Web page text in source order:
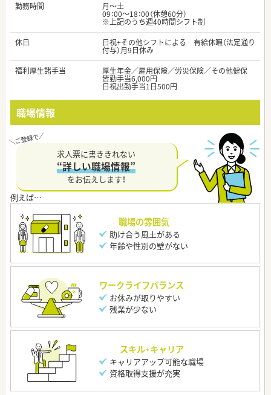
勤務時間
月～土
09：00～18：00（休憩60分）
※上記のうち週40時間シフト制
休日
日祝+その他シフトによる 有給休暇（法定通り
付与）月9日休み
福利厚生諸手当
厚生年金／雇用保険／労災保険／その他健保
皆勤手当6,000円
日祝出勤手当1日500円
職場情報
求人票に書ききれない
“詳しい職場情報”
をお伝えします！
職場の雰囲気
助け合う風土がある
年齢や性別の壁がない
ワークライフバランス
お休みが取りやすい
残業が少ない
スキル・キャリア
キャリアアップ可能な職場
資格取得支援が充実